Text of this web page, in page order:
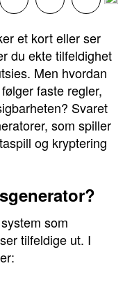
et kort eller ser
du ekte tilfeldighet
Men hvordan
faste regler,
Svaret
som spiller
og kryptering
som
tilfeldige ut. I